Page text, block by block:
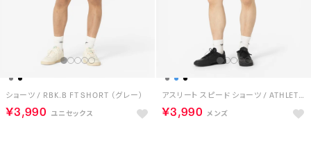
ショーツ / RBK.B FT SHORT （グレー）
￥3,990
アスリート スピード ショーツ / ATHLETE SPEED SHORT （ブルー）
￥3,990